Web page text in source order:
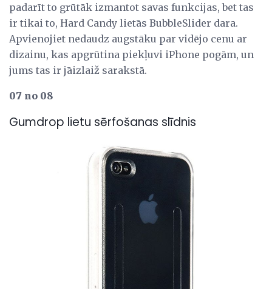
padarīt to grūtāk izmantot savas funkcijas, bet tas
ir tikai to, Hard Candy lietās BubbleSlider dara.
Apvienojiet nedaudz augstāku par vidējo cenu ar
dizainu, kas apgrūtina piekļuvi iPhone pogām, un
jums tas ir jāizlaiž sarakstā.
07 no 08
Gumdrop lietu sērfošanas slīdnis